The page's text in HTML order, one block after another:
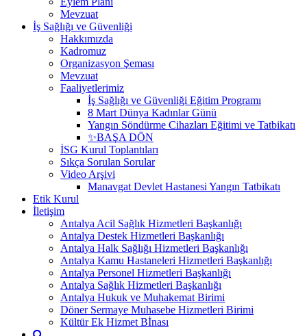
Mevzuat
İş Sağlığı ve Güvenliği
Hakkımızda
Kadromuz
Organizasyon Şeması
Mevzuat
Faaliyetlerimiz
İş Sağlığı ve Güvenliği Eğitim Programı
8 Mart Dünya Kadınlar Günü
Yangın Söndürme Cihazları Eğitimi ve Tatbikatı
✨BAŞA DÖN
İSG Kurul Toplantıları
Sıkça Sorulan Sorular
Video Arşivi
Manavgat Devlet Hastanesi Yangın Tatbikatı
Etik Kurul
İletişim
Antalya Acil Sağlık Hizmetleri Başkanlığı
Antalya Destek Hizmetleri Başkanlığı
Antalya Halk Sağlığı Hizmetleri Başkanlığı
Antalya Kamu Hastaneleri Hizmetleri Başkanlığı
Antalya Personel Hizmetleri Başkanlığı
Antalya Sağlık Hizmetleri Başkanlığı
Antalya Hukuk ve Muhakemat Birimi
Döner Sermaye Muhasebe Hizmetleri Birimi
Kültür Ek Hizmet Bİnası